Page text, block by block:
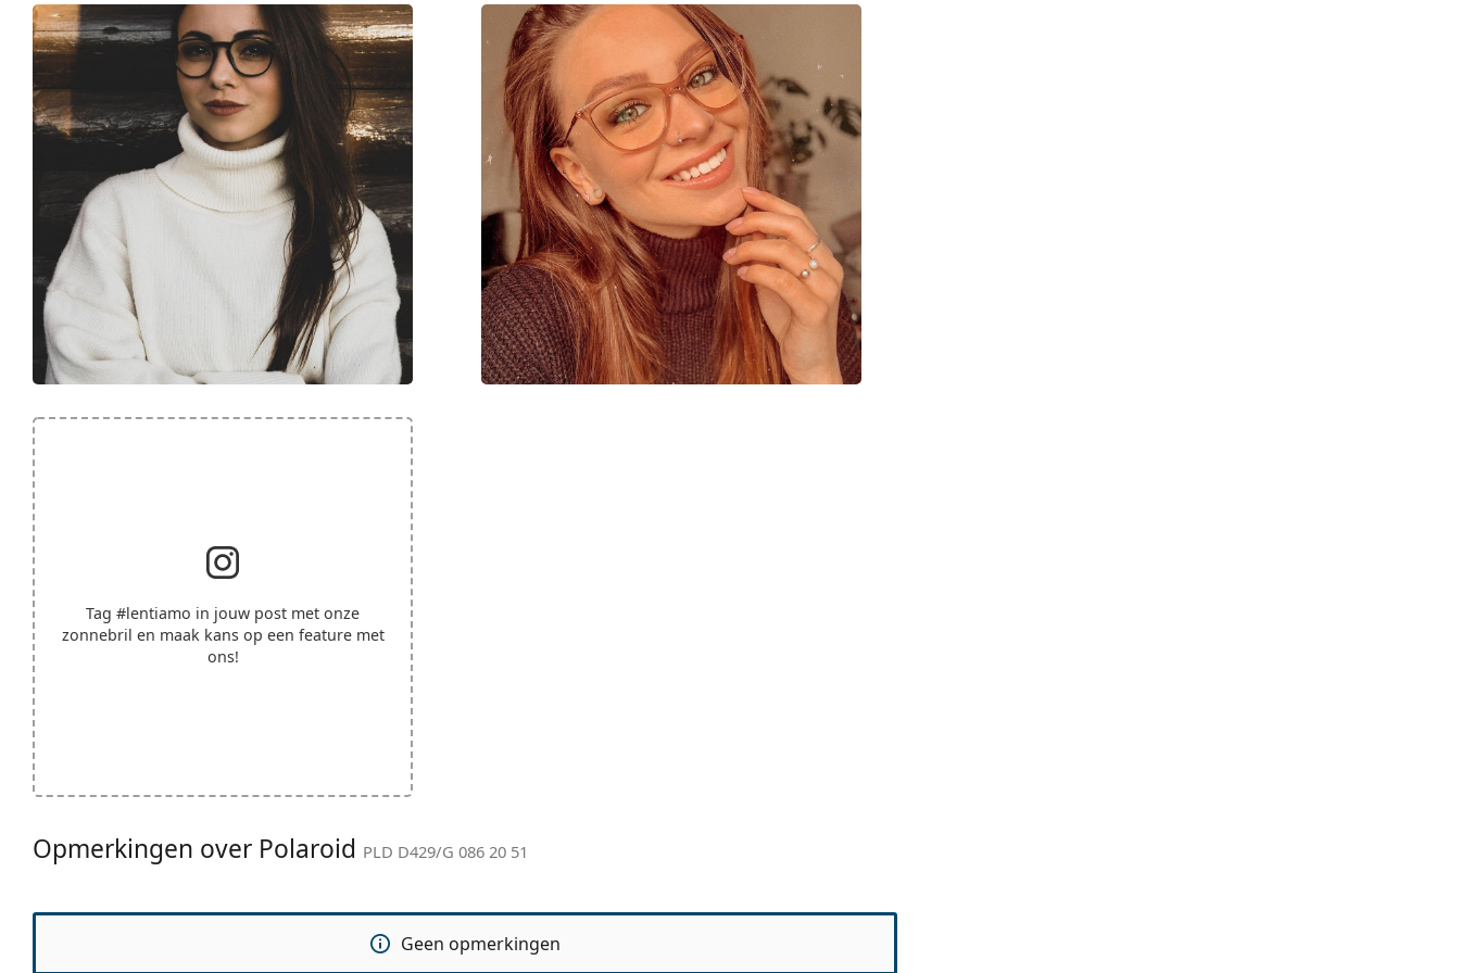
Tag #lentiamo in jouw post met onze
zonnebril en maak kans op een feature met
ons!
Opmerkingen over Polaroid PLD D429/G 086 20 51
Geen opmerkingen